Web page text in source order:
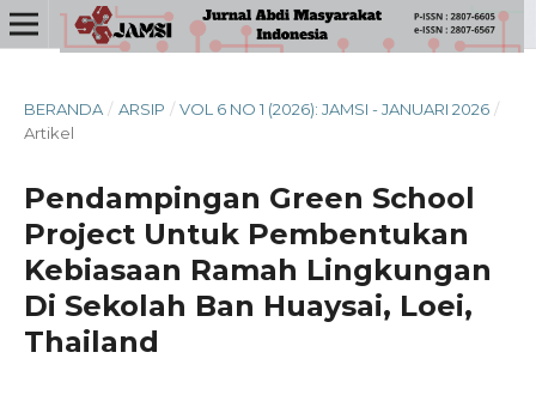
BERANDA / ARSIP / VOL 6 NO 1 (2026): JAMSI - JANUARI 2026 /
Artikel
Pendampingan Green School
Project Untuk Pembentukan
Kebiasaan Ramah Lingkungan
Di Sekolah Ban Huaysai, Loei,
Thailand